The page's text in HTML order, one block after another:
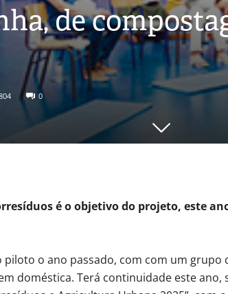
de
0
é o objetivo do projeto, este
o ano passado, com com um grupo
doméstica. Terá continuidade este ano,